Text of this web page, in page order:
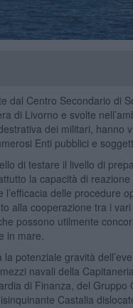
dal Centro Secondario di
di Livorno e svolte
dei militari, hanno
Enti pubblici e
di testare il livello di
la capacità di
l’efficacia delle procedure
alla cooperazione tra i
possono utilmente
in mare.
la potenziale gravità
navali della
di Finanza, del Gruppo
Castalia